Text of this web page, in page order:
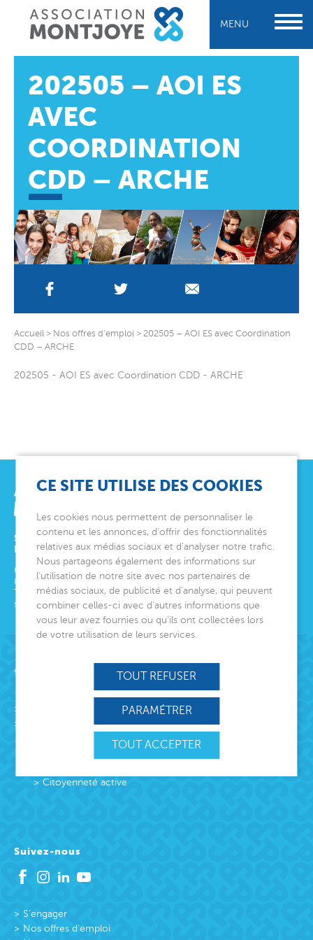
MENU
202505 – AOI ES
AVEC
COORDINATION
CDD – ARCHE
Accueil > Nos offres d’emploi > 202505 – AOI ES avec Coordination
CDD – ARCHE
202505 - AOI ES avec Coordination CDD - ARCHE
SIÈGE SOCIAL
ET DIRECTION GÉNÉRALE
6 avenue Édith Cavell
06000 Nice
Tél.
04 92 00 24 50
siege@montjoye.org
Acteur de lien social
Protection Enfance et Familles
Citoyenneté active
Suivez-nous
S’engager
Nos offres d’emploi
CE SITE UTILISE DES COOKIES
Les cookies nous permettent de personnaliser le
contenu et les annonces, d’offrir des fonctionnalités
relatives aux médias sociaux et d’analyser notre trafic.
Nous partageons également des informations sur
l’utilisation de notre site avec nos partenaires de
médias sociaux, de publicité et d’analyse, qui peuvent
combiner celles-ci avec d’autres informations que
vous leur avez fournies ou qu’ils ont collectées lors
de votre utilisation de leurs services.
TOUT ACCEPTER
TOUT REFUSER
PARAMÉTRER